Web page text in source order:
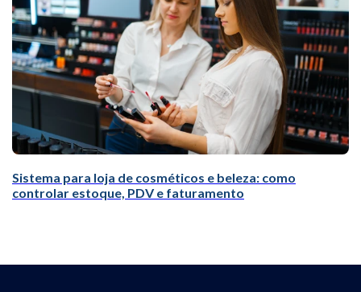
Sistema para loja de cosméticos e beleza: como
controlar estoque, PDV e faturamento